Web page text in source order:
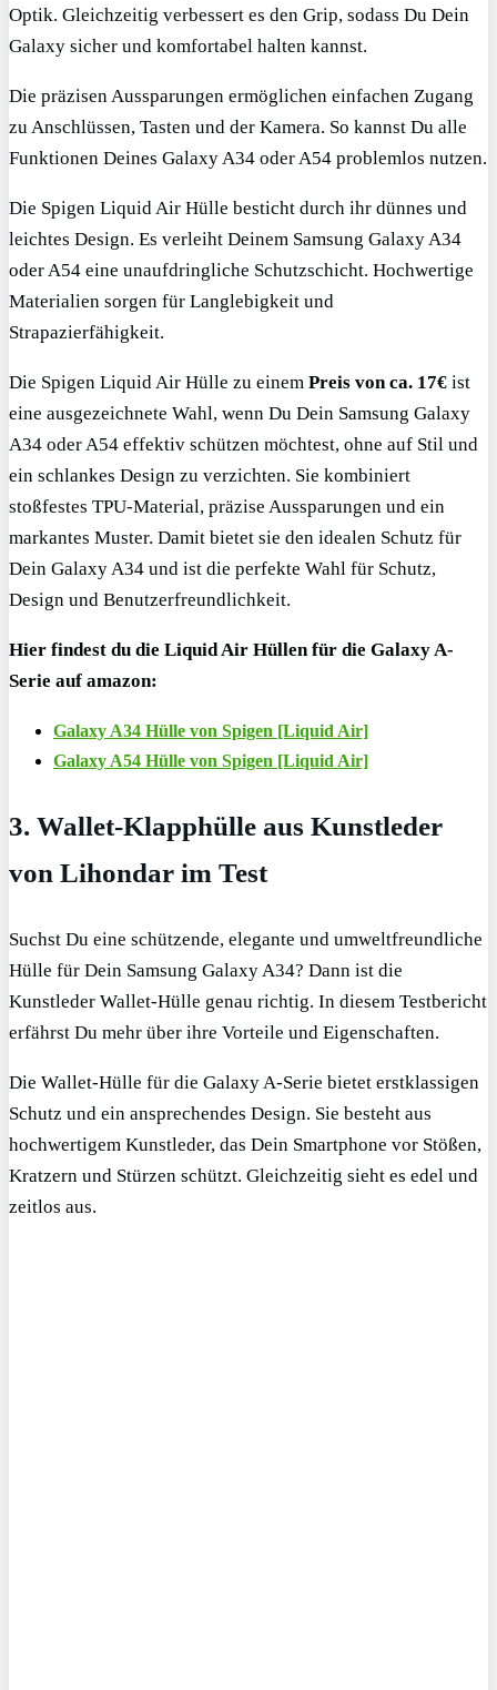
Optik. Gleichzeitig verbessert es den Grip, sodass Du Dein
Galaxy sicher und komfortabel halten kannst.
Die präzisen Aussparungen ermöglichen einfachen Zugang
zu Anschlüssen, Tasten und der Kamera. So kannst Du alle
Funktionen Deines Galaxy A34 oder A54 problemlos nutzen.
Die Spigen Liquid Air Hülle besticht durch ihr dünnes und
leichtes Design. Es verleiht Deinem Samsung Galaxy A34
oder A54 eine unaufdringliche Schutzschicht. Hochwertige
Materialien sorgen für Langlebigkeit und
Strapazierfähigkeit.
Die Spigen Liquid Air Hülle zu einem Preis von ca. 17€ ist
eine ausgezeichnete Wahl, wenn Du Dein Samsung Galaxy
A34 oder A54 effektiv schützen möchtest, ohne auf Stil und
ein schlankes Design zu verzichten. Sie kombiniert
stoßfestes TPU-Material, präzise Aussparungen und ein
markantes Muster. Damit bietet sie den idealen Schutz für
Dein Galaxy A34 und ist die perfekte Wahl für Schutz,
Design und Benutzerfreundlichkeit.
Hier findest du die Liquid Air Hüllen für die Galaxy A-
Serie auf amazon:
Galaxy A34 Hülle von Spigen [Liquid Air]
Galaxy A54 Hülle von Spigen [Liquid Air]
3. Wallet-Klapphülle aus Kunstleder
von Lihondar im Test
Suchst Du eine schützende, elegante und umweltfreundliche
Hülle für Dein Samsung Galaxy A34? Dann ist die
Kunstleder Wallet-Hülle genau richtig. In diesem Testbericht
erfährst Du mehr über ihre Vorteile und Eigenschaften.
Die Wallet-Hülle für die Galaxy A-Serie bietet erstklassigen
Schutz und ein ansprechendes Design. Sie besteht aus
hochwertigem Kunstleder, das Dein Smartphone vor Stößen,
Kratzern und Stürzen schützt. Gleichzeitig sieht es edel und
zeitlos aus.